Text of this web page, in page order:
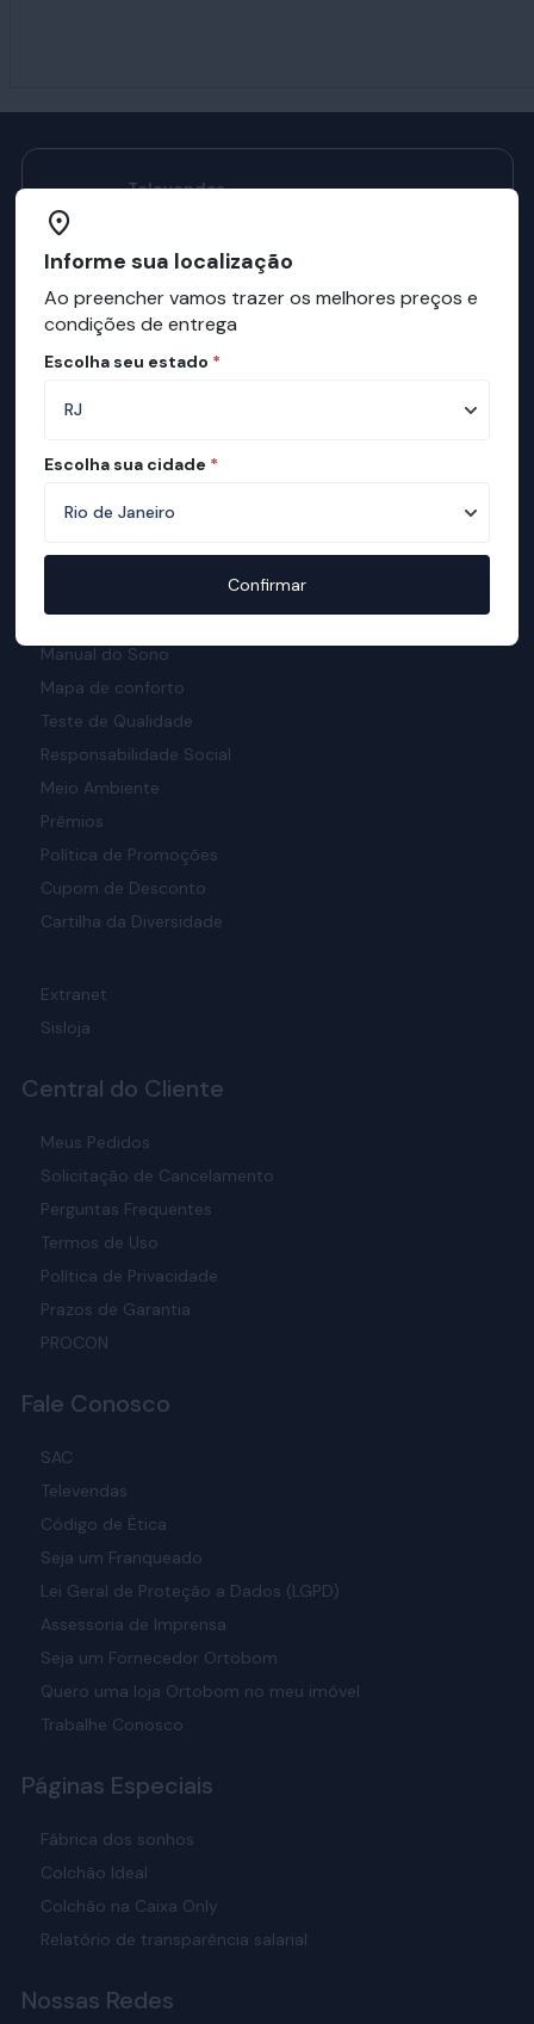
Televendas
Manual do Sono Ortobom
Confira como ter sono melhores com o
Institucional
Sobre a ortobom
Ortobom na Mídia
Manual do Sono
Mapa de conforto
Teste de Qualidade
Responsabilidade Social
Meio Ambiente
Prêmios
Política de Promoções
Cupom de Desconto
Cartilha da Diversidade
Extranet
Sisloja
Central do Cliente
Meus Pedidos
Solicitação de Cancelamento
Perguntas Frequentes
Termos de Uso
Política de Privacidade
Prazos de Garantia
PROCON
Fale Conosco
SAC
Televendas
Código de Ética
Seja um Franqueado
Lei Geral de Proteção a Dados (LGPD)
Assessoria de Imprensa
Seja um Fornecedor Ortobom
Quero uma loja Ortobom no meu imóvel
Trabalhe Conosco
Páginas Especiais
Fábrica dos sonhos
Colchão Ideal
Colchão na Caixa Only
Relatório de transparência salarial
Nossas Redes
Informe sua localização
Ao preencher vamos trazer os melhores preços e
condições de entrega
Escolha seu estado *
Escolha sua cidade *
Confirmar